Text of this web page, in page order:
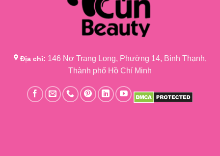
Địa chỉ: 146 Nơ Trang Long, Phường 14, Bình Thạnh,
Thành phố Hồ Chí Minh